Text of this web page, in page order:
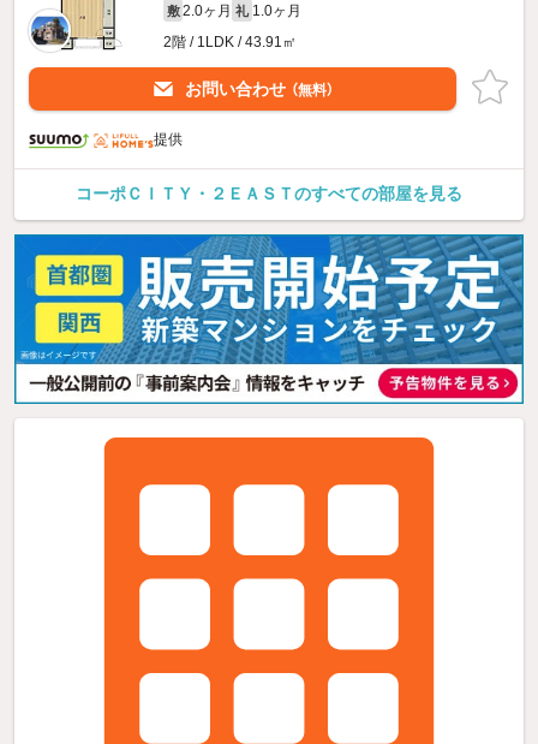
敷 2.0ヶ月 礼 1.0ヶ月
2階 / 1LDK / 43.91㎡
お問い合わせ （無料）
提供
コーポＣＩＴＹ・２ＥＡＳＴのすべての部屋を見る